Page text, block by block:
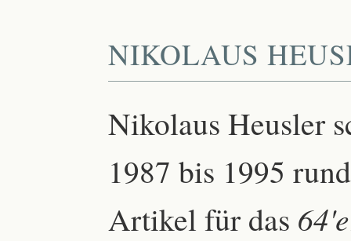
NIKOLAUS
Nikolaus Heusler
1987 bis 1995
Artikel für das